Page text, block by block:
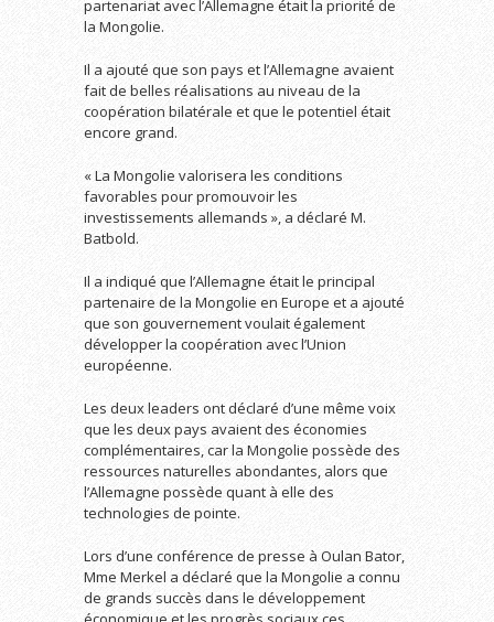
partenariat avec l’Allemagne était la priorité de
la Mongolie.
Il a ajouté que son pays et l’Allemagne avaient
fait de belles réalisations au niveau de la
coopération bilatérale et que le potentiel était
encore grand.
« La Mongolie valorisera les conditions
favorables pour promouvoir les
investissements allemands », a déclaré M.
Batbold.
Il a indiqué que l’Allemagne était le principal
partenaire de la Mongolie en Europe et a ajouté
que son gouvernement voulait également
développer la coopération avec l’Union
européenne.
Les deux leaders ont déclaré d’une même voix
que les deux pays avaient des économies
complémentaires, car la Mongolie possède des
ressources naturelles abondantes, alors que
l’Allemagne possède quant à elle des
technologies de pointe.
Lors d’une conférence de presse à Oulan Bator,
Mme Merkel a déclaré que la Mongolie a connu
de grands succès dans le développement